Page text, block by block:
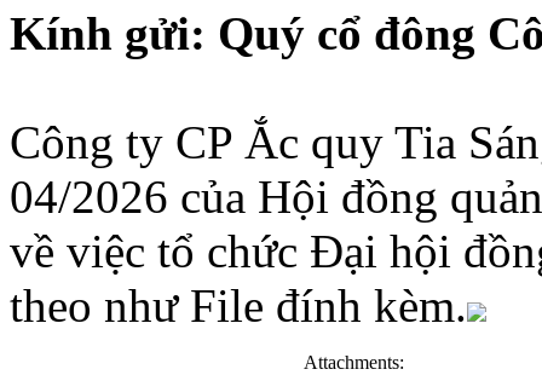
Kính gửi: Quý cổ đông
Công ty CP Ắc quy Tia
04/2026 của Hội đồng
về việc tổ chức Đại hội
theo như File đính kèm.
Attachments: